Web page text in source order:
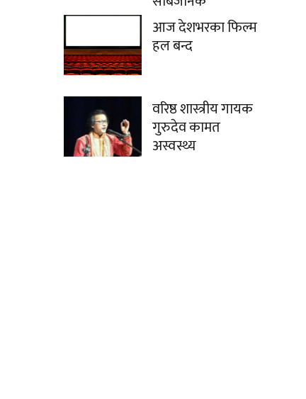
आज देशभरका फिल्म
हल बन्द
वरिष्ठ शास्त्रीय गायक
गुरुदेव कामत
अस्वस्थ्य